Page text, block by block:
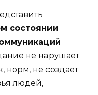
состоянии
не нарушает
норм, не создает
людей,